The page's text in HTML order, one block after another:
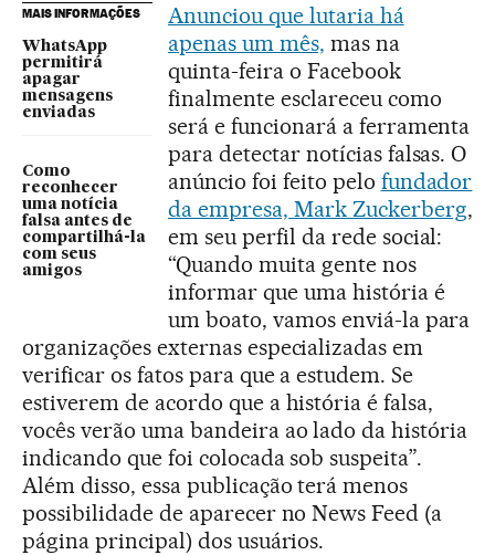
MAIS INFORMAÇÕES
WhatsApp
permitirá
apagar
mensagens
enviadas
Como
reconhecer
uma notícia
falsa antes de
compartilhá-la
com seus
amigos
Anunciou que lutaria há
apenas um mês, mas na
quinta-feira o Facebook
finalmente esclareceu como
será e funcionará a ferramenta
para detectar notícias falsas. O
anúncio foi feito pelo fundador
da empresa, Mark Zuckerberg,
em seu perfil da rede social:
“Quando muita gente nos
informar que uma história é
um boato, vamos enviá-la para
organizações externas especializadas em
verificar os fatos para que a estudem. Se
estiverem de acordo que a história é falsa,
vocês verão uma bandeira ao lado da história
indicando que foi colocada sob suspeita”.
Além disso, essa publicação terá menos
possibilidade de aparecer no News Feed (a
página principal) dos usuários.